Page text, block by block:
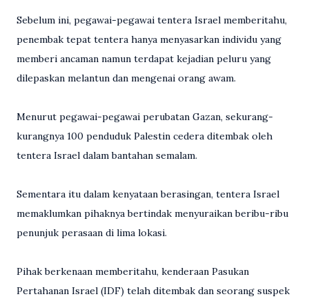
Sebelum ini, pegawai-pegawai tentera Israel memberitahu,
pe­nembak tepat tentera hanya me­nyasarkan individu yang
memberi ancaman namun terdapat kejadian peluru yang
dilepaskan melantun dan mengenai orang awam.
Menurut pegawai-pegawai perubatan Gazan, sekurang-
kurangnya 100 penduduk Palestin cedera ditembak oleh
tentera Israel dalam bantahan semalam.
Sementara itu dalam kenya­taan berasingan, tentera Israel
memaklumkan pihaknya bertindak menyuraikan beribu-ribu
penunjuk perasaan di lima lokasi.
Pihak berkenaan memberi­tahu, kenderaan Pasukan
Pertahanan Israel (IDF) telah ditembak dan seorang suspek